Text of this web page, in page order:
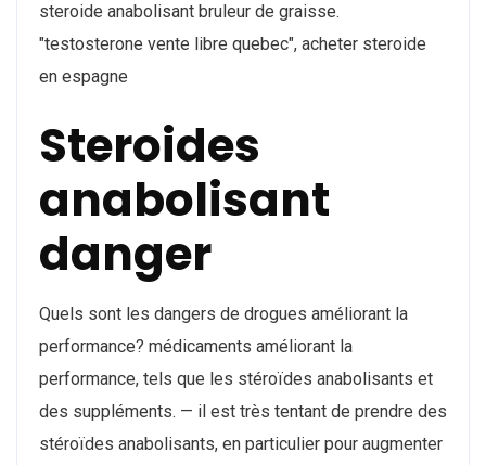
steroide anabolisant bruleur de graisse.
"testosterone vente libre quebec", acheter steroide
en espagne
Steroides
anabolisant
danger
Quels sont les dangers de drogues améliorant la
performance? médicaments améliorant la
performance, tels que les stéroïdes anabolisants et
des suppléments. — il est très tentant de prendre des
stéroïdes anabolisants, en particulier pour augmenter